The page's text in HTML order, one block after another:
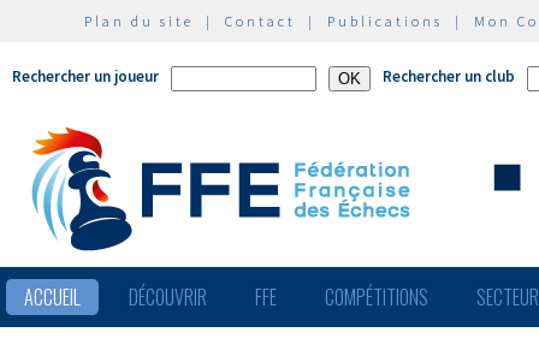
Plan du site | Contact | Publications | Mon
Rechercher un joueur Rechercher un club
ACCUEIL DÉCOUVRIR FFE COMPÉTITIONS